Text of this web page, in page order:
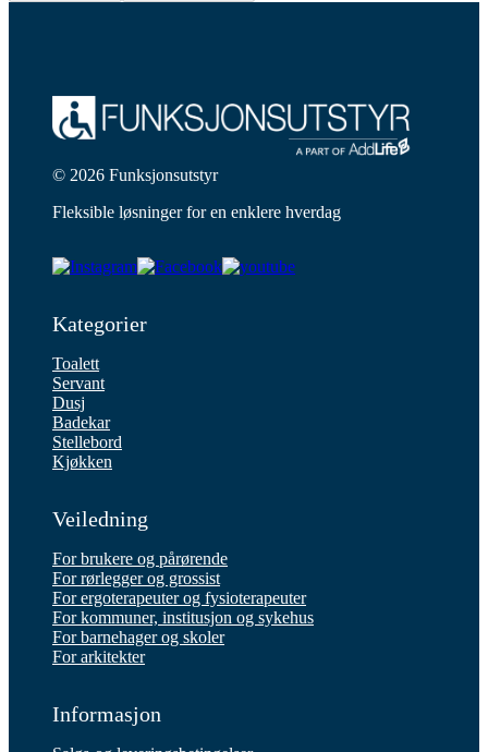
© 2026 Funksjonsutstyr
Fleksible løsninger for en enklere hverdag
Kategorier
Toalett
Servant
Dusj
Badekar
Stellebord
Kjøkken
Veiledning
For brukere og pårørende
For rørlegger og grossist
For ergoterapeuter og fysioterapeuter
For kommuner, institusjon og sykehus
For barnehager og skoler
For arkitekter
Informasjon